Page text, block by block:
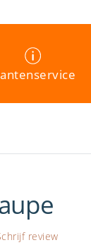
review